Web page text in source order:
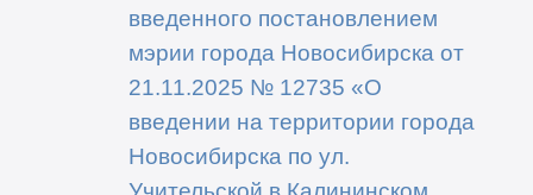
введенного постановлением
мэрии города Новосибирска от
21.11.2025 № 12735 «О
введении на территории города
Новосибирска по ул.